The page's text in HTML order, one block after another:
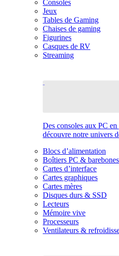
Consoles
Jeux
Tables de Gaming
Chaises de gaming
Figurines
Casques de RV
Streaming
Des consoles aux PC
découvre notre univers
Blocs d’alimentation
Boîtiers PC & barebones
Cartes d’interface
Cartes graphiques
Cartes mères
Disques durs & SSD
Lecteurs
Mémoire vive
Processeurs
Ventilateurs &